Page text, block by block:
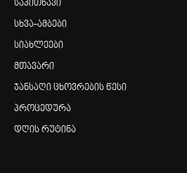
საკითხავი
სხვა-ამბები
სიახლეები
მთავარი
ჯანსაღი ცხოვრების წესი
პროცედურა
დღის რუტინა